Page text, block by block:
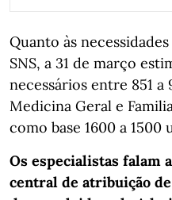
Quanto às
SNS, a 31 de março
necessários entre 851 a
Medicina Geral e
como base 1600 a
Os especialistas falam
central de atribuição